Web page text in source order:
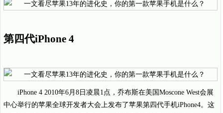
第四代iPhone 4
iPhone 4 2010年6月8日凌晨1点，乔布斯在美国Moscone West会展
中心举行的苹果全球开发者大会上发布了苹果第四代手机iPhone4。这